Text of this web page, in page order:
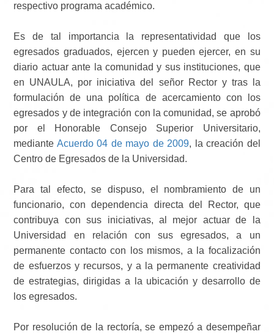
respectivo programa académico.
Es de tal importancia la representatividad que los
egresados graduados, ejercen y pueden ejercer, en su
diario actuar ante la comunidad y sus instituciones, que
en UNAULA, por iniciativa del señor Rector y tras la
formulación de una política de acercamiento con los
egresados y de integración con la comunidad, se aprobó
por el Honorable Consejo Superior Universitario,
mediante Acuerdo 04 de mayo de 2009, la creación del
Centro de Egresados de la Universidad.
Para tal efecto, se dispuso, el nombramiento de un
funcionario, con dependencia directa del Rector, que
contribuya con sus iniciativas, al mejor actuar de la
Universidad en relación con sus egresados, a un
permanente contacto con los mismos, a la focalización
de esfuerzos y recursos, y a la permanente creatividad
de estrategias, dirigidas a la ubicación y desarrollo de
los egresados.
Por resolución de la rectoría, se empezó a desempeñar